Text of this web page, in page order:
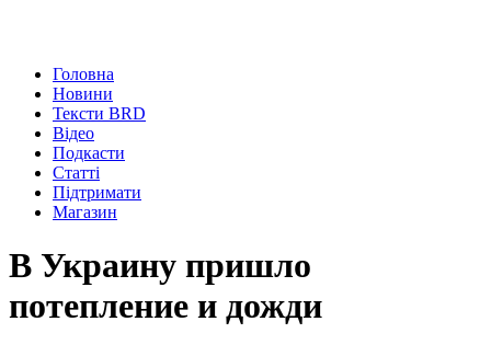
Головна
Новини
Тексти BRD
Відео
Подкасти
Статті
Підтримати
Магазин
В Украину пришло
потепление и дожди